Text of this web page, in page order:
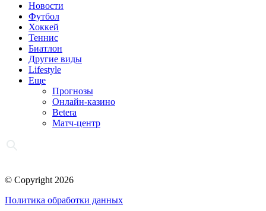
Новости
Футбол
Хоккей
Теннис
Биатлон
Другие виды
Lifestyle
Еще
Прогнозы
Онлайн-казино
Betera
Матч-центр
© Copyright 2026
Политика обработки данных